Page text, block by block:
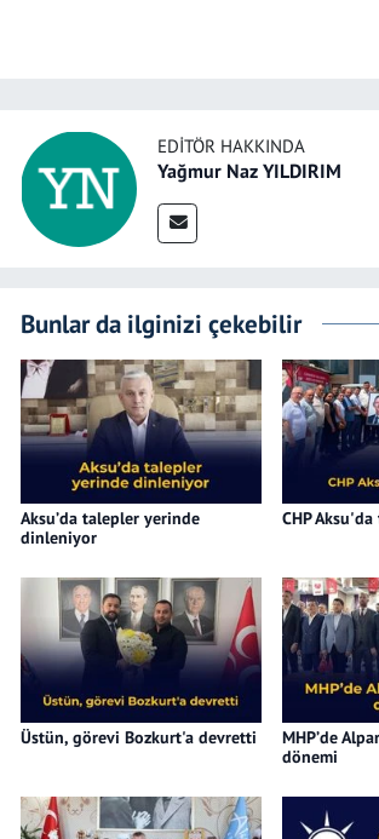
EDITÖR HAKKINDA
Yağmur Naz YILDIRIM
Bunlar da ilginizi çekebilir
Aksu’da talepler yerinde
dinleniyor
CHP
Üstün, görevi Bozkurt'a devretti
MHP’de
dönemi